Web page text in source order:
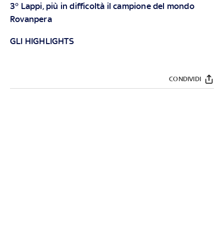
3° Lappi, più in difficoltà il campione del mondo
Rovanpera
GLI HIGHLIGHTS
CONDIVIDI